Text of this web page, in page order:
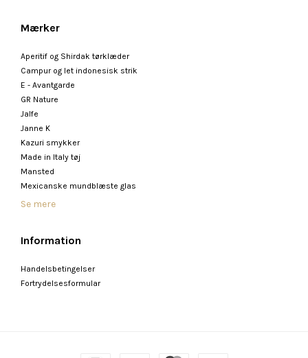
Mærker
Aperitif og Shirdak tørklæder
Campur og let indonesisk strik
E - Avantgarde
GR Nature
Jalfe
Janne K
Kazuri smykker
Made in Italy tøj
Mansted
Mexicanske mundblæste glas
Se mere
Information
Handelsbetingelser
Fortrydelsesformular